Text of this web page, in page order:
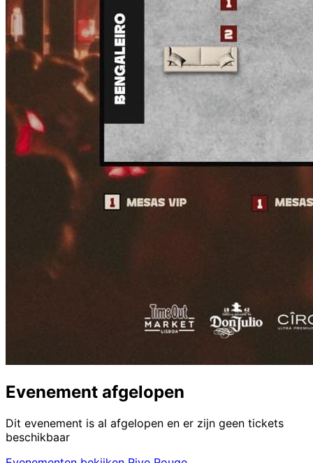
Evenement afgelopen
Dit evenement is al afgelopen en er zijn geen tickets
beschikbaar